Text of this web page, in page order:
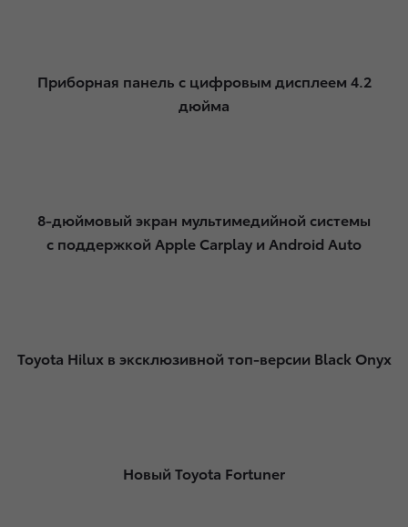
Приборная панель с цифровым дисплеем 4.2
дюйма
8-дюймовый экран мультимедийной системы
с поддержкой Apple Carplay и Android Auto
Toyota Hilux в эксклюзивной топ-версии Black Onyx
Новый Toyota Fortuner